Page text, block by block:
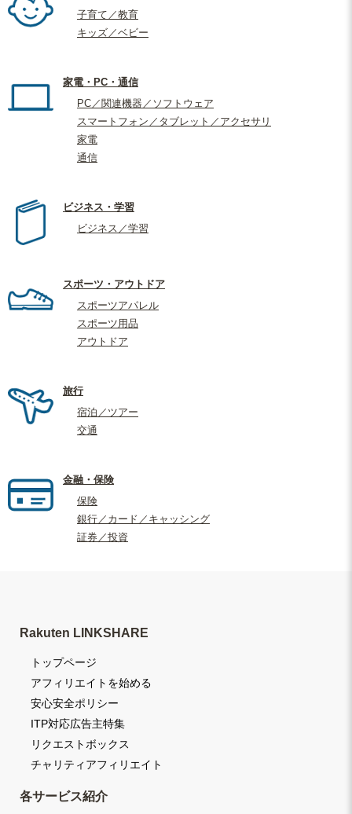
子育て／教育
キッズ／ベビー
家電・PC・通信
PC／関連機器／ソフトウェア
スマートフォン／タブレット／アクセサリ
家電
通信
ビジネス・学習
ビジネス／学習
スポーツ・アウトドア
スポーツアパレル
スポーツ用品
アウトドア
旅行
宿泊／ツアー
交通
金融・保険
保険
銀行／カード／キャッシング
証券／投資
Rakuten LINKSHARE
トップページ
アフィリエイトを始める
安心安全ポリシー
ITP対応広告主特集
リクエストボックス
チャリティアフィリエイト
各サービス紹介